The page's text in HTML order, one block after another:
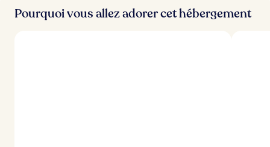
Pourquoi vous allez adorer cet hébergement